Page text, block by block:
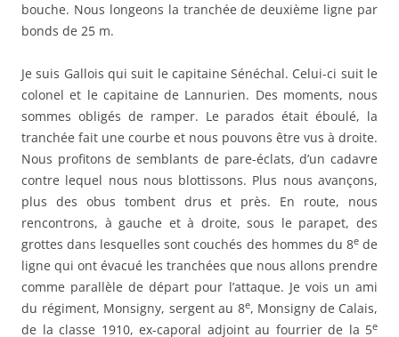
grottes dans lesquelles sont couchés des hommes du 8 ede
ligne qui ont évacué les tranchées que nous allons prendre
du régiment, Monsigny, sergent au 8e, Monsigny de Calais,
de la classe 1910, ex-caporal adjoint au fourrier de la 5e
compagnie. J’ai à peine le temps d’être surpris et de lui dire
bonjour !
Nous tournons à gauche à présent. Il faut grimper car le
boyau monte. Il est excessivement étroit et profond ; il est
inoccupé, ayant été évacué par la 8ede ligne. C’est la
parallèle de départ pour notre attaque, car sûrement nous
attaquons. Nous sommes à présent dans la première ligne
qui a été évacuée par le 8ede ligne. Je suis un peu fou et
abruti par les émotions.